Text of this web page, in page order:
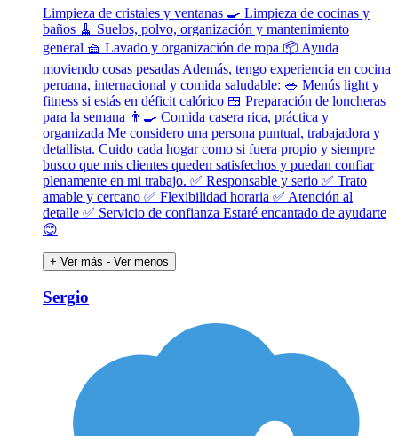
Limpieza de cristales y ventanas 🍳 Limpieza de cocinas y
baños 🧹 Suelos, polvo, organización y mantenimiento
general 🧺 Lavado y organización de ropa 📦 Ayuda
moviendo cosas pesadas Además, tengo experiencia en cocina
peruana, internacional y comida saludable: 🥗 Menús light y
fitness si estás en déficit calórico 🍱 Preparación de loncheras
para la semana 👨‍🍳 Comida casera rica, práctica y
organizada Me considero una persona puntual, trabajadora y
detallista. Cuido cada hogar como si fuera propio y siempre
busco que mis clientes queden satisfechos y puedan confiar
plenamente en mi trabajo. ✅ Responsable y serio ✅ Trato
amable y cercano ✅ Flexibilidad horaria ✅ Atención al
detalle ✅ Servicio de confianza Estaré encantado de ayudarte
😊
+ Ver más - Ver menos
Sergio